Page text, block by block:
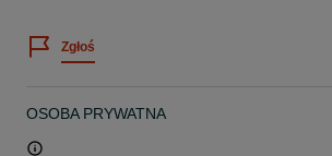
Zgłoś
OSOBA PRYWATNA